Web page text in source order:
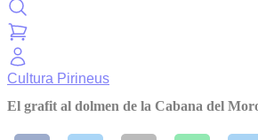
Cultura Pirineus
El grafit al dolmen de la Cabana del